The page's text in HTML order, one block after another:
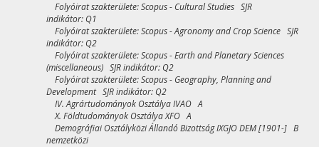
Folyóirat szakterülete: Scopus - Cultural Studies SJR
indikátor: Q1
Folyóirat szakterülete: Scopus - Agronomy and Crop Science SJR
indikátor: Q2
Folyóirat szakterülete: Scopus - Earth and Planetary Sciences
(miscellaneous) SJR indikátor: Q2
Folyóirat szakterülete: Scopus - Geography, Planning and
Development SJR indikátor: Q2
IV. Agrártudományok Osztálya IVAO A
X. Földtudományok Osztálya XFO A
Demográfiai Osztályközi Állandó Bizottság IXGJO DEM [1901-] B
nemzetközi